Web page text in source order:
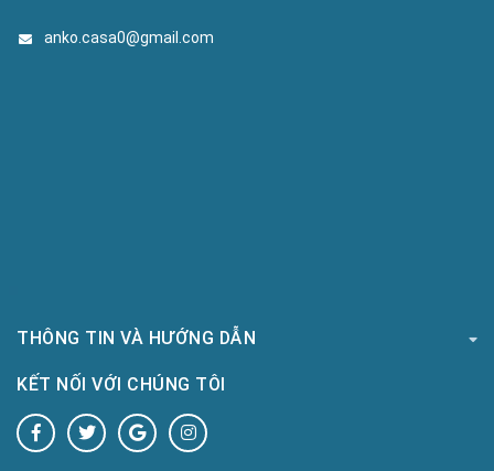
anko.casa0@gmail.com
THÔNG TIN VÀ HƯỚNG DẪN
KẾT NỐI VỚI CHÚNG TÔI